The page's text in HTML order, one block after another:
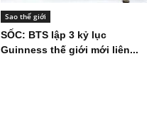
Sao thế giới
SỐC: BTS lập 3 kỷ lục
Guinness thế giới mới liên...